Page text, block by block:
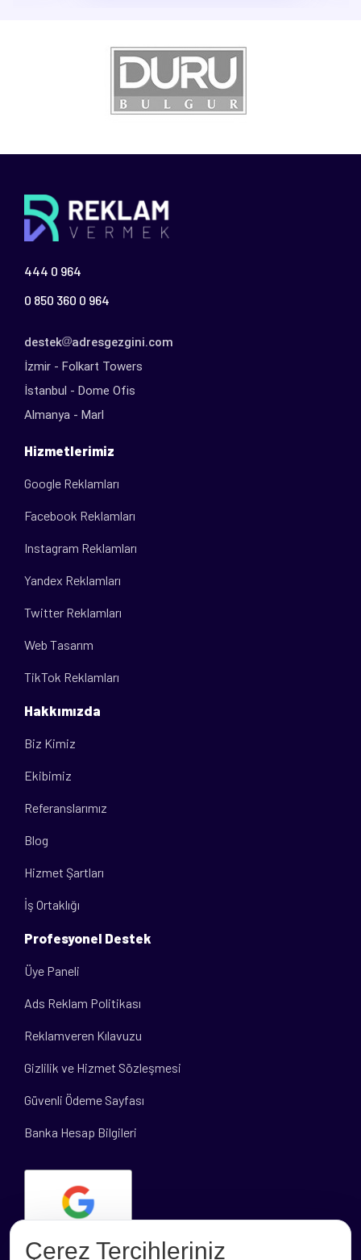
444 0 964
0 850 360 0 964
destek
adresgezgini.com
İzmir - Folkart Towers
İstanbul - Dome Ofis
Almanya - Marl
Hizmetlerimiz
Google Reklamları
Facebook Reklamları
Instagram Reklamları
Yandex Reklamları
Twitter Reklamları
Web Tasarım
TikTok Reklamları
Hakkımızda
Biz Kimiz
Ekibimiz
Referanslarımız
Blog
Hizmet Şartları
İş Ortaklığı
Profesyonel Destek
Üye Paneli
Ads Reklam Politikası
Reklamveren Kılavuzu
Gizlilik ve Hizmet Sözleşmesi
Güvenli Ödeme Sayfası
Banka Hesap Bilgileri
Çerez Tercihleriniz